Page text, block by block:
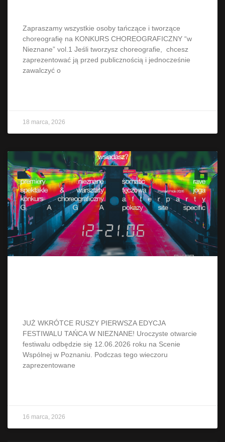
Zapraszamy wszystkie osoby tańczące i tworzące
choreografię na KONKURS CHOREOGRAFICZNY “w
Nieznane” vol.1 Jeśli tworzysz choreografie, chcesz
zaprezentować ją przed publicznością i jednocześnie
zawalczyć o
18 marca, 2026
JUŻ WKRÓTCE RUSZY PIERWSZA EDYCJA
FESTIWALU TAŃCA W NIEZNANE! Uroczyste otwarcie
festiwalu odbędzie się 12.06.2026 roku na Scenie
Wspólnej w Poznaniu. Podczas tego wieczoru
zaprezentowane
16 marca, 2026